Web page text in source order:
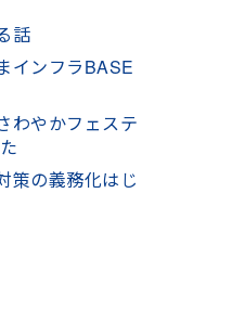
話
インフラBASE
わやかフェステ
策の義務化はじ